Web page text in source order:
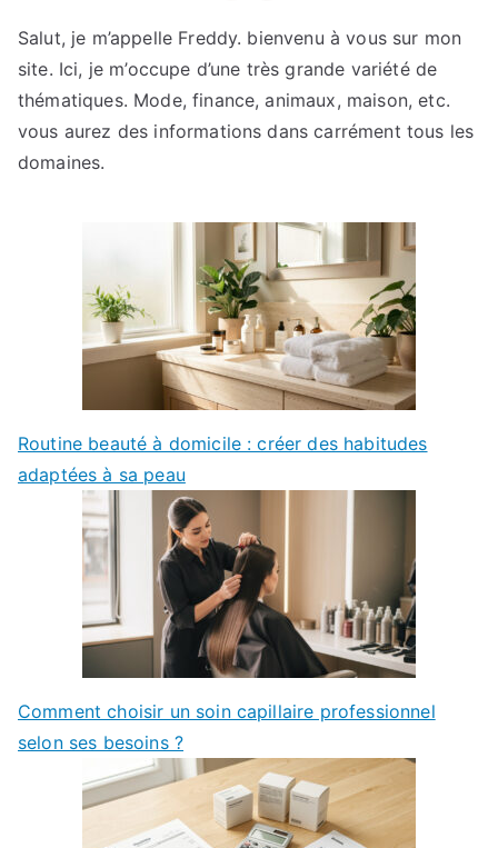
Salut, je m’appelle Freddy. bienvenu à vous sur mon
site. Ici, je m’occupe d’une très grande variété de
thématiques. Mode, finance, animaux, maison, etc.
vous aurez des informations dans carrément tous les
domaines.
Routine beauté à domicile : créer des habitudes
adaptées à sa peau
Comment choisir un soin capillaire professionnel
selon ses besoins ?